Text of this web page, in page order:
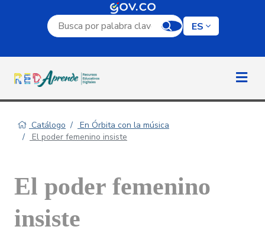
Campo de búsqueda por palabra clave
ES
Catálogo
En Órbita con la música
El poder femenino insiste
El poder femenino
insiste